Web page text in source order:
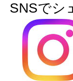
SNSでシ